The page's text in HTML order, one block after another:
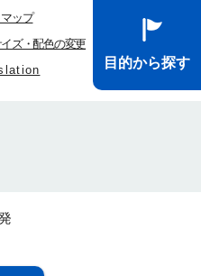
ップ
ズ・配色の変更
目的から探す